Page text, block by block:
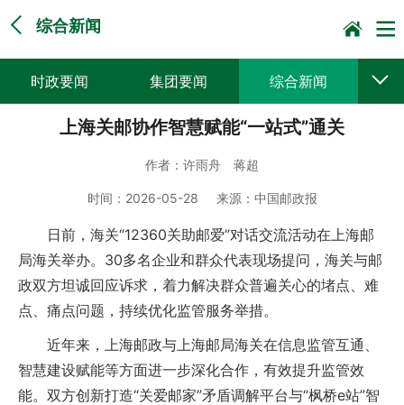
综合新闻
时政要闻 集团要闻 综合新闻
媒体聚焦 党建动态 普遍服务
企业文化
上海关邮协作智慧赋能“一站式”通关
作者： 许雨舟 蒋超
时间： 2026-05-28 来源： 中国邮政报
日前，海关“12360关助邮爱”对话交流活动在上海邮
局海关举办。30多名企业和群众代表现场提问，海关与邮
政双方坦诚回应诉求，着力解决群众普遍关心的堵点、难
点、痛点问题，持续优化监管服务举措。
近年来，上海邮政与上海邮局海关在信息监管互通、
智慧建设赋能等方面进一步深化合作，有效提升监管效
能。双方创新打造“关爱邮家”矛盾调解平台与“枫桥e站”智